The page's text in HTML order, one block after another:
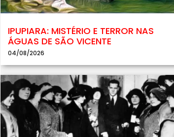
IPUPIARA: MISTÉRIO E TERROR NAS
ÁGUAS DE SÃO VICENTE
04/08/2026